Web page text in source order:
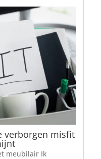
verborgen misfit
meubilair Ik